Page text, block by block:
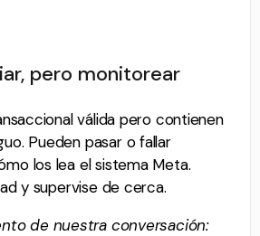
pero monitorear
válida pero contienen
Pueden pasar o fallar
los lea el sistema Meta.
y supervise de cerca.
de nuestra conversación: